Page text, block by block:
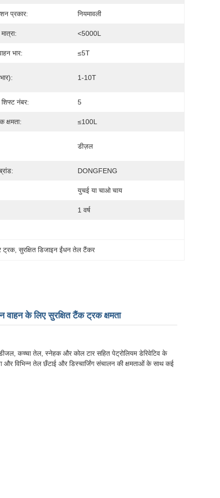
प्रकार: नियमावली
<5000L
भार: ≤5T
1-10T
शिफ्ट नंबर: 5
क्षमता: ≤100L
डीज़ल
DONGFENG
युचई या चाओ चाय
1 वर्ष
ट्रक, सुरक्षित डिजाइन ईंधन तेल टैंकर
के लिए सुरक्षित टैंक ट्रक क्षमता
कच्चा तेल, स्नेहक और कोल टार सहित पेट्रोलियम डेरिवेटिव के
विभिन्न तेल छँटाई और डिस्चार्जिंग संचालन की क्षमताओं के साथ कई